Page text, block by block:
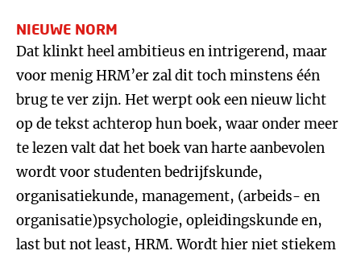
NIEUWE NORM
Dat klinkt heel ambitieus en intrigerend, maar
voor menig HRM’er zal dit toch minstens één
brug te ver zijn. Het werpt ook een nieuw licht
op de tekst achterop hun boek, waar onder meer
te lezen valt dat het boek van harte aanbevolen
wordt voor studenten bedrijfskunde,
organisatiekunde, management, (arbeids- en
organisatie)psychologie, opleidingskunde en,
last but not least, HRM. Wordt hier niet stiekem